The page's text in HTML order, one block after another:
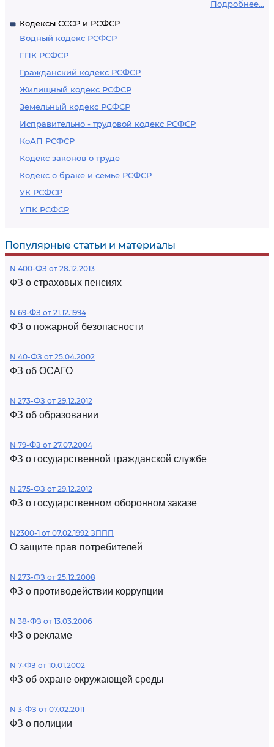
Подробнее...
Кодексы СССР и РСФСР
Водный кодекс РСФСР
ГПК РСФСР
Гражданский кодекс РСФСР
Жилищный кодекс РСФСР
Земельный кодекс РСФСР
Исправительно - трудовой кодекс РСФСР
КоАП РСФСР
Кодекс законов о труде
Кодекс о браке и семье РСФСР
УК РСФСР
УПК РСФСР
Популярные статьи и материалы
N 400-ФЗ от 28.12.2013
ФЗ о страховых пенсиях
N 69-ФЗ от 21.12.1994
ФЗ о пожарной безопасности
N 40-ФЗ от 25.04.2002
ФЗ об ОСАГО
N 273-ФЗ от 29.12.2012
ФЗ об образовании
N 79-ФЗ от 27.07.2004
ФЗ о государственной гражданской службе
N 275-ФЗ от 29.12.2012
ФЗ о государственном оборонном заказе
N2300-1 от 07.02.1992 ЗППП
О защите прав потребителей
N 273-ФЗ от 25.12.2008
ФЗ о противодействии коррупции
N 38-ФЗ от 13.03.2006
ФЗ о рекламе
N 7-ФЗ от 10.01.2002
ФЗ об охране окружающей среды
N 3-ФЗ от 07.02.2011
ФЗ о полиции